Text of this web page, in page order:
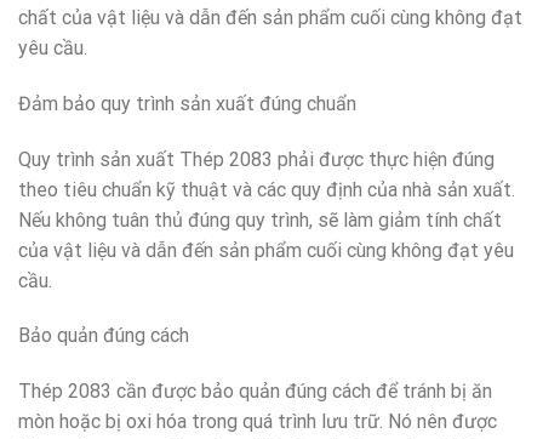
chất của vật liệu và dẫn đến sản phẩm cuối cùng không đạt
yêu cầu.
Đảm bảo quy trình sản xuất đúng chuẩn
Quy trình sản xuất Thép 2083 phải được thực hiện đúng
theo tiêu chuẩn kỹ thuật và các quy định của nhà sản xuất.
Nếu không tuân thủ đúng quy trình, sẽ làm giảm tính chất
của vật liệu và dẫn đến sản phẩm cuối cùng không đạt yêu
cầu.
Bảo quản đúng cách
Thép 2083 cần được bảo quản đúng cách để tránh bị ăn
mòn hoặc bị oxi hóa trong quá trình lưu trữ. Nó nên được